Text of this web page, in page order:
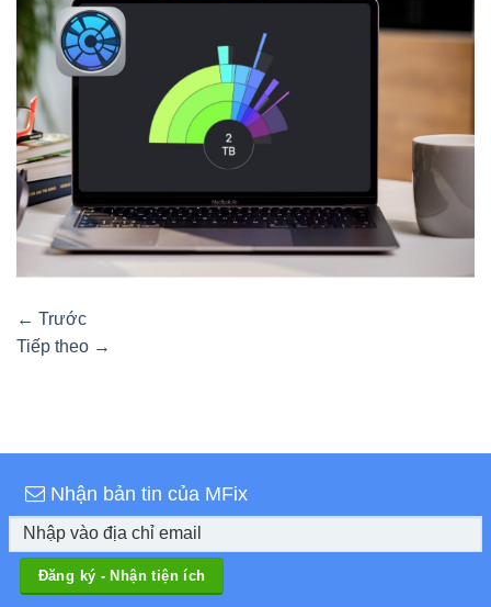
← Trước
Tiếp theo →
Nhận bản tin của MFix